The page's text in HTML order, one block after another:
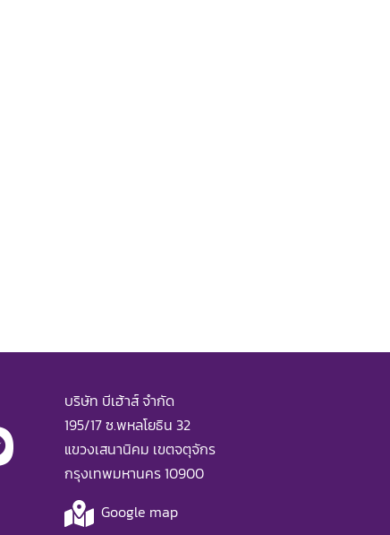
บริษัท บีเฮ้าส์ จำกัด
195/17 ซ.พหลโยธิน 32
แขวงเสนานิคม เขตจตุจักร
กรุงเทพมหานคร 10900
Google map